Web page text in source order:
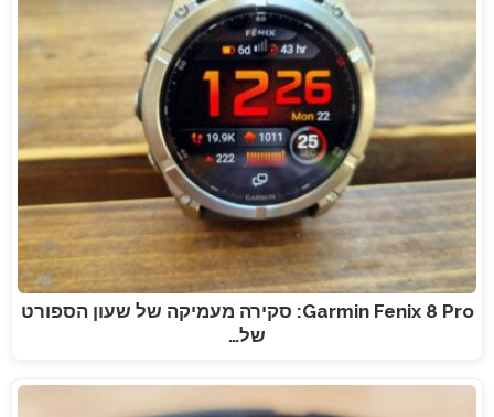
Garmin Fenix 8 Pro: סקירה מעמיקה של שעון הספורט
של…